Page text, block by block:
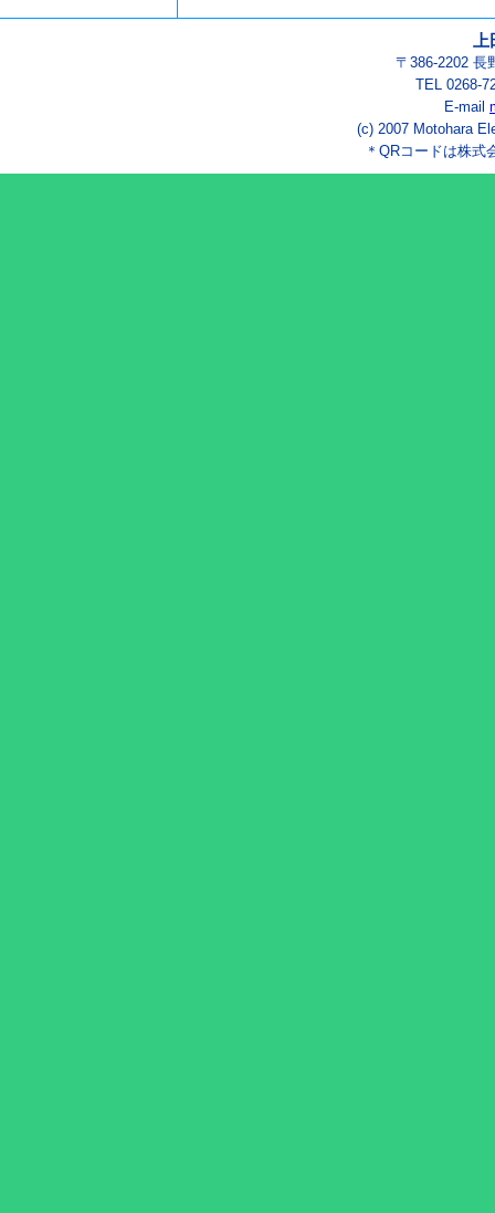
〒386-2202 長
TEL 0268-
E-mail
(c) 2007 Motohara
＊QRコードは株式